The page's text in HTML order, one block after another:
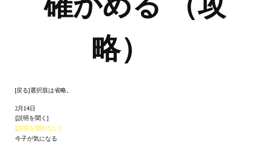
Aliens vs Predator 2 (Русские субтитры)
Dungeon Siege 2 Legendary Mod (Русские субтитры)
Теневой кардинал для Скайрима
Работы Alexandra10
略）
[戻る]選択肢は省略。
2月14日
[説明を聞く]
[説明を聞かない]
今子が気になる